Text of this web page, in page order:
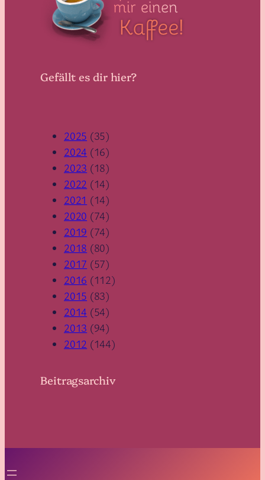
Gefällt es dir hier?
Beitragsarchiv
2025 (35)
2024 (16)
2023 (18)
2022 (14)
2021 (14)
2020 (74)
2019 (74)
2018 (80)
2017 (57)
2016 (112)
2015 (83)
2014 (54)
2013 (94)
2012 (144)